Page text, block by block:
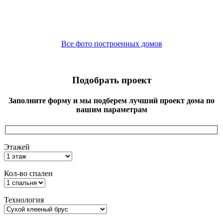
Все фото построенных домов
Подобрать проект
Заполните форму и мы подберем лучший проект дома по
вашим параметрам
Этажей
Кол-во спален
Технология